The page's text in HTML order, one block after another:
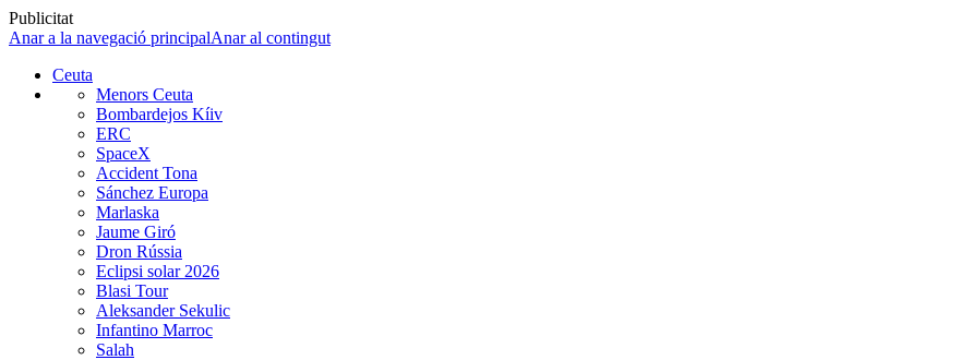
Publicitat
Anar a la navegació principalAnar al contingut
Ceuta
Menors Ceuta
Bombardejos Kíiv
ERC
SpaceX
Accident Tona
Sánchez Europa
Marlaska
Jaume Giró
Dron Rússia
Eclipsi solar 2026
Blasi Tour
Aleksander Sekulic
Infantino Marroc
Salah